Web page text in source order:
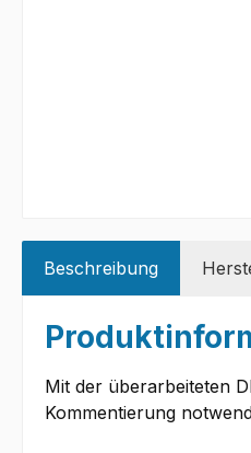
Beschreibung
Mit der überarbeiteten
Kommentierung